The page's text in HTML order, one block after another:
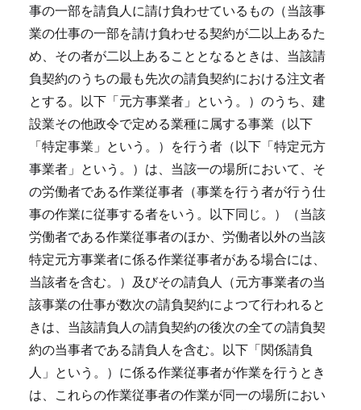
事の一部を請負人に請け負わせているもの（当該事
業の仕事の一部を請け負わせる契約が二以上あるた
め、その者が二以上あることとなるときは、当該請
負契約のうちの最も先次の請負契約における注文者
とする。以下「元方事業者」という。）のうち、建
設業その他政令で定める業種に属する事業（以下
「特定事業」という。）を行う者（以下「特定元方
事業者」という。）は、当該一の場所において、そ
の労働者である作業従事者（事業を行う者が行う仕
事の作業に従事する者をいう。以下同じ。）（当該
労働者である作業従事者のほか、労働者以外の当該
特定元方事業者に係る作業従事者がある場合には、
当該者を含む。）及びその請負人（元方事業者の当
該事業の仕事が数次の請負契約によつて行われると
きは、当該請負人の請負契約の後次の全ての請負契
約の当事者である請負人を含む。以下「関係請負
人」という。）に係る作業従事者が作業を行うとき
は、これらの作業従事者の作業が同一の場所におい